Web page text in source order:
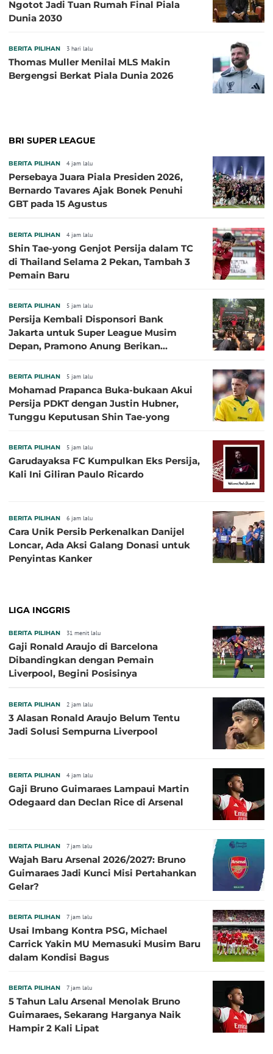
Ngotot Jadi Tuan Rumah Final Piala
Dunia 2030
BERITA PILIHAN 3 hari lalu
Thomas Muller Menilai MLS Makin
Bergengsi Berkat Piala Dunia 2026
BRI SUPER LEAGUE
BERITA PILIHAN 4 jam lalu
Persebaya Juara Piala Presiden 2026,
Bernardo Tavares Ajak Bonek Penuhi
GBT pada 15 Agustus
BERITA PILIHAN 4 jam lalu
Shin Tae-yong Genjot Persija dalam TC
di Thailand Selama 2 Pekan, Tambah 3
Pemain Baru
BERITA PILIHAN 5 jam lalu
Persija Kembali Disponsori Bank
Jakarta untuk Super League Musim
Depan, Pramono Anung Berikan
BERITA PILIHAN 5 jam lalu
Mohamad Prapanca Buka-bukaan Akui
Persija PDKT dengan Justin Hubner,
Tunggu Keputusan Shin Tae-yong
BERITA PILIHAN 5 jam lalu
Garudayaksa FC Kumpulkan Eks Persija,
Kali Ini Giliran Paulo Ricardo
BERITA PILIHAN 6 jam lalu
Cara Unik Persib Perkenalkan Danijel
Loncar, Ada Aksi Galang Donasi untuk
Penyintas Kanker
LIGA INGGRIS
BERITA PILIHAN 31 menit lalu
Gaji Ronald Araujo di Barcelona
Dibandingkan dengan Pemain
Liverpool, Begini Posisinya
BERITA PILIHAN 2 jam lalu
3 Alasan Ronald Araujo Belum Tentu
Jadi Solusi Sempurna Liverpool
BERITA PILIHAN 4 jam lalu
Gaji Bruno Guimaraes Lampaui Martin
Odegaard dan Declan Rice di Arsenal
BERITA PILIHAN 7 jam lalu
Wajah Baru Arsenal 2026/2027: Bruno
Guimaraes Jadi Kunci Misi Pertahankan
Gelar?
BERITA PILIHAN 7 jam lalu
Usai Imbang Kontra PSG, Michael
Carrick Yakin MU Memasuki Musim Baru
dalam Kondisi Bagus
BERITA PILIHAN 7 jam lalu
5 Tahun Lalu Arsenal Menolak Bruno
Guimaraes, Sekarang Harganya Naik
Hampir 2 Kali Lipat